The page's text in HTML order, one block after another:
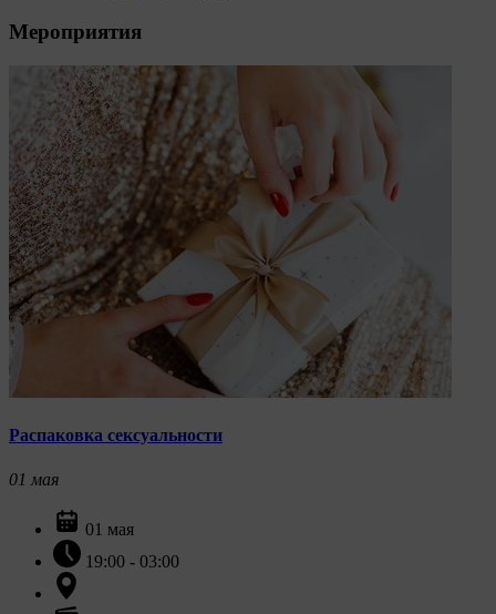
Мероприятия
Распаковка сексуальности
01 мая
01 мая
19:00 - 03:00